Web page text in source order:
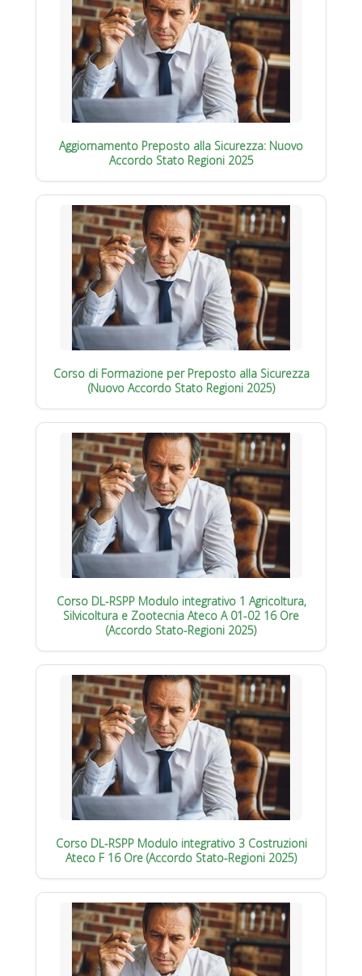
Aggiornamento Preposto alla Sicurezza: Nuovo
Accordo Stato Regioni 2025
Corso di Formazione per Preposto alla Sicurezza
(Nuovo Accordo Stato Regioni 2025)
Corso DL-RSPP Modulo integrativo 1 Agricoltura,
Silvicoltura e Zootecnia Ateco A 01-02 16 Ore
(Accordo Stato-Regioni 2025)
Corso DL-RSPP Modulo integrativo 3 Costruzioni
Ateco F 16 Ore (Accordo Stato-Regioni 2025)